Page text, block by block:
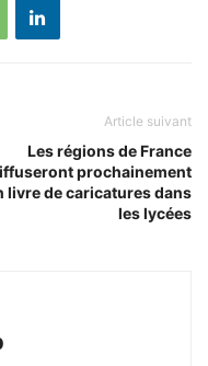
Article suivant
Les régions de France
prochainement
livre de caricatures dans
les lycées